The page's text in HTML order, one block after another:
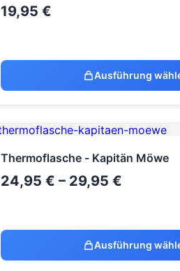
19,95 €
Ausführung
Thermoflasche - Kapitän Möwe
24,95 € – 29,95 €
Ausführung